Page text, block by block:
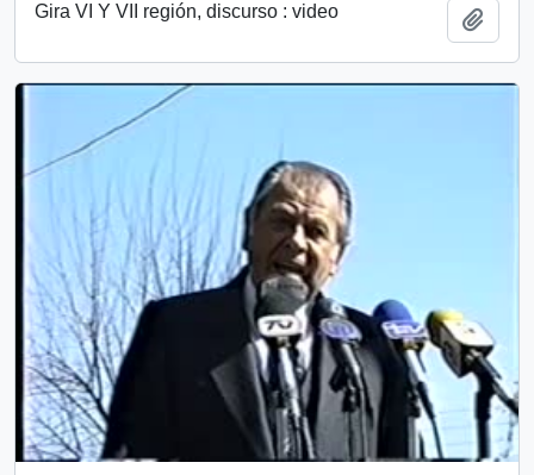
Gira VI Y VII región, discurso : video